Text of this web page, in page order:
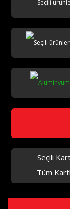
Seçili
Tüm